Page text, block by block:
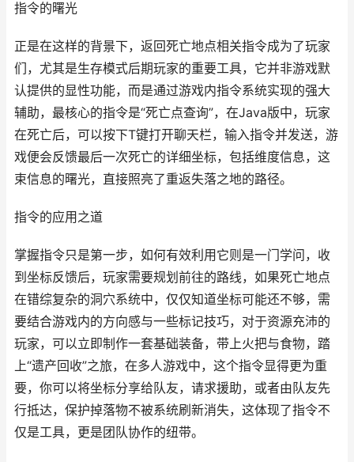
指令的曙光
正是在这样的背景下，返回死亡地点相关指令成为了玩家
们，尤其是生存模式后期玩家的重要工具，它并非游戏默
认提供的显性功能，而是通过游戏内指令系统实现的强大
辅助，最核心的指令是“死亡点查询”，在Java版中，玩家
在死亡后，可以按下T键打开聊天栏，输入指令并发送，游
戏便会反馈最后一次死亡的详细坐标，包括维度信息，这
束信息的曙光，直接照亮了重返失落之地的路径。
指令的应用之道
掌握指令只是第一步，如何有效利用它则是一门学问，收
到坐标反馈后，玩家需要规划前往的路线，如果死亡地点
在错综复杂的洞穴系统中，仅仅知道坐标可能还不够，需
要结合游戏内的方向感与一些标记技巧，对于资源充沛的
玩家，可以立即制作一套基础装备，带上火把与食物，踏
上“遗产回收”之旅，在多人游戏中，这个指令显得更为重
要，你可以将坐标分享给队友，请求援助，或者由队友先
行抵达，保护掉落物不被系统刷新消失，这体现了指令不
仅是工具，更是团队协作的纽带。